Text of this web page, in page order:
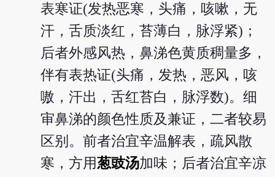
表寒证(发热恶寒，头痛，咳嗽，无
汗，舌质淡红，苔薄白，脉浮紧)；
后者外感风热，鼻涕色黄质稠量多，
伴有表热证(头痛，发热，恶风，咳
嗷，汗出，舌红苔白，脉浮数)。细
审鼻涕的颜色性质及兼证，二者较易
区别。前者治宜辛温解表，疏风散
寒，方用葱豉汤加味；后者治宜辛凉